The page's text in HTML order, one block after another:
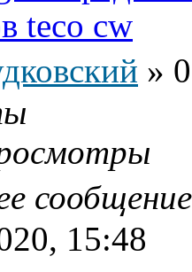
teco cw
»
15:48